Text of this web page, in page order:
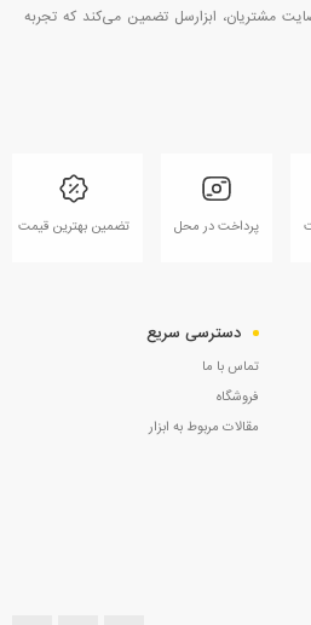
مشتریان، ابزارسل تضمین می‌کند که تجربه
پرداخت در محل تضمین بهترین قیمت
دسترسی سریع
تماس با ما
فروشگاه
مقالات مربوط به ابزار